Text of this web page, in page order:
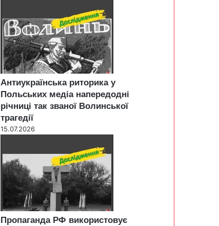
Антиукраїнська риторика у
Польських медіа напередодні
річниці так званої Волинської
трагедії
15.07.2026
Пропаганда РФ використовує